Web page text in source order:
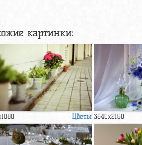
картинки:
Цветы 3840x2160